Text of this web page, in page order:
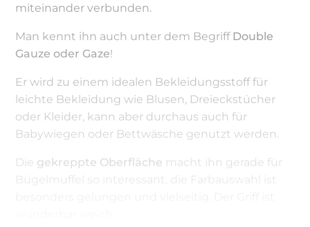
miteinander verbunden.
Man kennt ihn auch unter dem Begriff Double
Gauze oder Gaze!
Er wird zu einem idealen Bekleidungsstoff für
leichte Bekleidung wie Blusen, Dreieckstücher
oder Kleider, kann aber durchaus auch für
Babywiegen oder Bettwäsche genutzt werden.
Die gekreppte Oberfläche macht ihn gerade für
Bügelmuffel so interessant, die Farbauswahl ist